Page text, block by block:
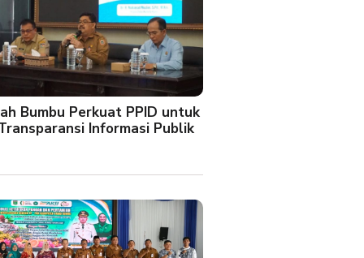
Bumbu Perkuat PPID untuk
Informasi Publik